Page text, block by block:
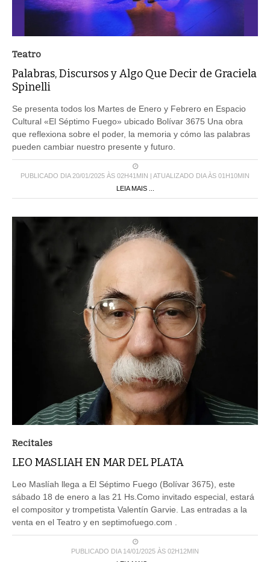
Teatro
Palabras, Discursos y Algo Que Decir de Graciela
Spinelli
Se presenta todos los Martes de Enero y Febrero en Espacio
Cultural «El Séptimo Fuego» ubicado Bolívar 3675 Una obra
que reflexiona sobre el poder, la memoria y cómo las palabras
pueden cambiar nuestro presente y futuro.
PUBLICADO DIA 20/01/2025 ÀS 02H41MIN | ATUALIZADO DIA ÀS 01H10MIN
LEIA MAIS ...
Recitales
LEO MASLIAH EN MAR DEL PLATA
Leo Maslíah llega a El Séptimo Fuego (Bolívar 3675), este
sábado 18 de enero a las 21 Hs.Como invitado especial, estará
el compositor y trompetista Valentín Garvie. Las entradas a la
venta en el Teatro y en septimofuego.com .
PUBLICADO DIA 14/01/2025 ÀS 02H12MIN